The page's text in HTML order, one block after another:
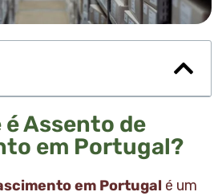
é Assento de
em Portugal?
em Portugal é um